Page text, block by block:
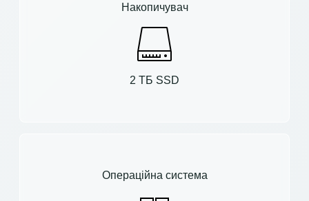
Накопичувач
2 ТБ SSD
Операційна система